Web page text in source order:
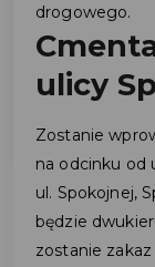
drogowego.
ulicy
Zostanie
na odcinku od
ul. Spokojnej,
będzie
zostanie